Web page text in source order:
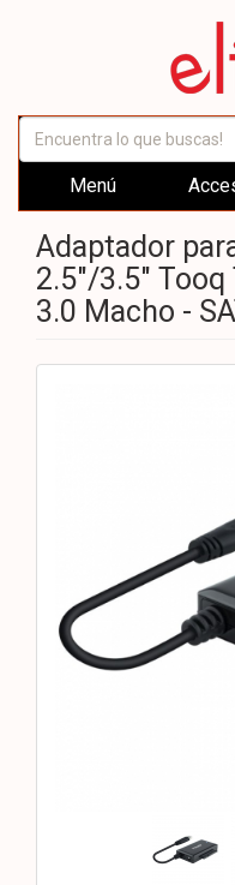
Menú
Adaptador
2.5"/3.5" Tooq
3.0 Macho -